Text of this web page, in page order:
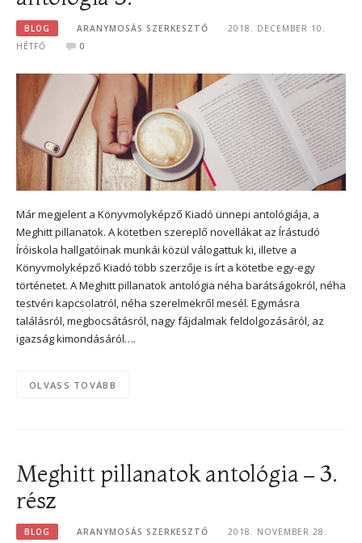
BLOG ARANYMOSÁS SZERKESZTŐ
2018. DECEMBER 10.
HÉTFŐ
0
Már megjelent a Könyvmolyképző Kiadó ünnepi antológiája, a
Meghitt pillanatok. A kötetben szereplő novellákat az Írástudó
Íróiskola hallgatóinak munkái közül válogattuk ki, illetve a
Könyvmolyképző Kiadó több szerzője is írt a kötetbe egy-egy
történetet. A Meghitt pillanatok antológia néha barátságokról, néha
testvéri kapcsolatról, néha szerelmekről mesél. Egymásra
találásról, megbocsátásról, nagy fájdalmak feldolgozásáról, az
igazság kimondásáról….
OLVASS TOVÁBB
Meghitt pillanatok antológia – 3.
rész
BLOG ARANYMOSÁS SZERKESZTŐ
2018. NOVEMBER 28.